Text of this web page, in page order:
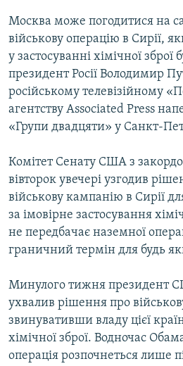
Усі сайти RFE/RL
Москва може погодитися на
військову операцію в Сирії,
у застосуванні хімічної
президент Росії Володимир
російському телевізійному
агентству Associated Press
«Групи двадцяти» у Санкт-
Комітет Сенату США з
вівторок увечері узгодив
військову кампанію в Сирії
за імовірне застосування
не передбачає наземної
граничний термін для будь
Минулого тижня президент
ухвалив рішення про
звинувативши владу цієї
хімічної зброї. Водночас
операція розпочнеться лише